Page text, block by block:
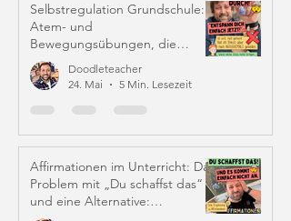
Selbstregulation Grundschule:
Atem- und
Bewegungsübungen, die
wirklich helfenDoodleteacher
24. Mai
5 Min. Lesezeit
Affirmationen im Unterricht: Das
Problem mit „Du schaffst das“
und eine Alternative: